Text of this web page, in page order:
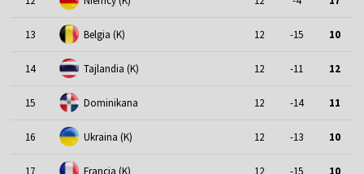
13 Belgia (K) 12 -15 10
14 Tajlandia (K) 12 -11 12
15 Dominikana 12 -14 11
16 Ukraina (K) 12 -13 10
17 Francja (K) 12 -15 10